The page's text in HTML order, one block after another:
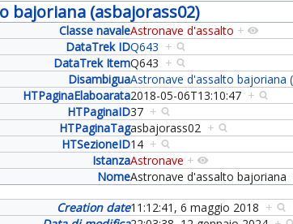
bajoriana (asbajorass02)
Classe navaleAstronave d'assalto +
DataTrek IDQ643 +
DataTrek ItemQ643 +
DisambiguaAstronave d'assalto bajoriana
HTPaginaElaboarata2018-05-06T13:10:47 +
HTPaginaID37 +
HTPaginaTagasbajorass02 +
HTSezioneID14 +
IstanzaAstronave +
NomeAstronave d'assalto bajoriana
Creation date11:12:41, 6 maggio 2018 +